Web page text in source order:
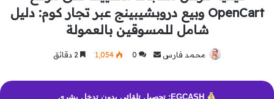
OpenCart وبيع دروبشيبينج عبر تجار كوم: دليل
شامل للمسوقين بالعمولة
محمد فارس
أرسل
إلكترونيا
0 1٬054